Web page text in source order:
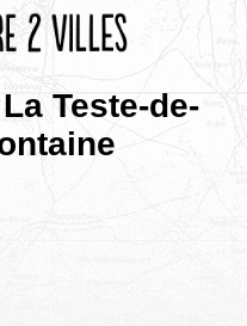
Teste-de-